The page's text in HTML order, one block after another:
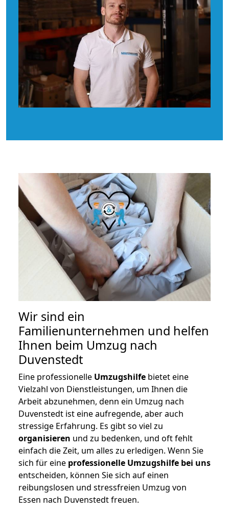
Wir sind ein
Familienunternehmen und helfen
Ihnen beim Umzug nach
Duvenstedt
Eine professionelle Umzugshilfe bietet eine
Vielzahl von Dienstleistungen, um Ihnen die
Arbeit abzunehmen, denn ein Umzug nach
Duvenstedt ist eine aufregende, aber auch
stressige Erfahrung. Es gibt so viel zu
organisieren und zu bedenken, und oft fehlt
einfach die Zeit, um alles zu erledigen. Wenn Sie
sich für eine professionelle Umzugshilfe bei uns
entscheiden, können Sie sich auf einen
reibungslosen und stressfreien Umzug von
Essen nach Duvenstedt freuen.